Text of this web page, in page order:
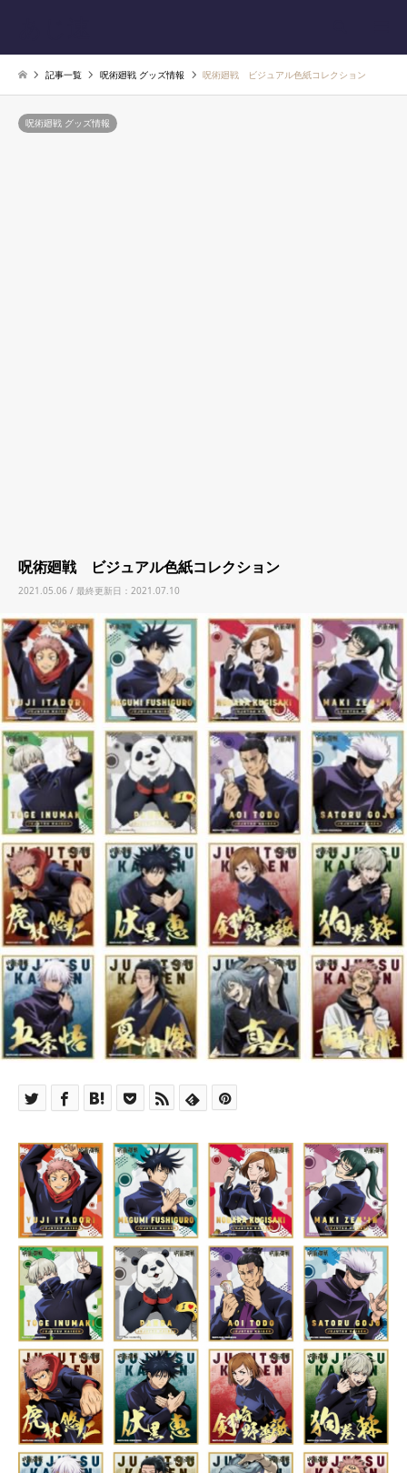
記事一覧 呪術廻戦 グッズ情報 呪術廻戦 ビジュアル色紙コレクション
呪術廻戦 グッズ情報
呪術廻戦 ビジュアル色紙コレクション
2021.05.06 / 最終更新日：2021.07.10